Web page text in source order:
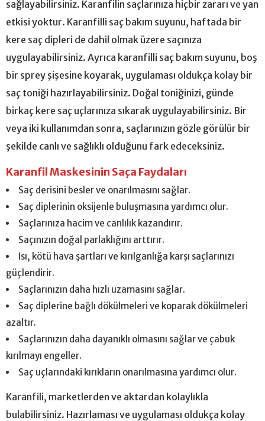
sağlayabilirsiniz. Karanfilin saçlarınıza hiçbir zararı ve yan
etkisi yoktur. Karanfilli saç bakım suyunu, haftada bir
kere saç dipleri de dahil olmak üzere saçınıza
uygulayabilirsiniz. Ayrıca karanfilli saç bakım suyunu, boş
bir sprey şişesine koyarak, uygulaması oldukça kolay bir
saç toniği hazırlayabilirsiniz. Doğal toniğinizi, günde
birkaç kere saç uçlarınıza sıkarak uygulayabilirsiniz. Bir
veya iki kullanımdan sonra, saçlarınızın gözle görülür bir
şekilde canlı ve sağlıklı olduğunu fark edeceksiniz.
Karanfil Maskesinin Saça Faydaları
Saç derisini besler ve onarılmasını sağlar.
Saç diplerinin oksijenle buluşmasına yardımcı olur.
Saçlarınıza hacim ve canlılık kazandırır.
Saçınızın doğal parlaklığını arttırır.
Isı, kötü hava şartları ve kırılganlığa karşı saçlarınızı
güçlendirir.
Saçlarınızın daha hızlı uzamasını sağlar.
Saç diplerine bağlı dökülmeleri ve koparak dökülmeleri
azaltır.
Saçlarınızın daha dayanıklı olmasını sağlar ve çabuk
kırılmayı engeller.
Saç uçlarındaki kırıkların onarılmasına yardımcı olur.
Karanfili, marketlerden ve aktardan kolaylıkla
bulabilirsiniz. Hazırlaması ve uygulaması oldukça kolay